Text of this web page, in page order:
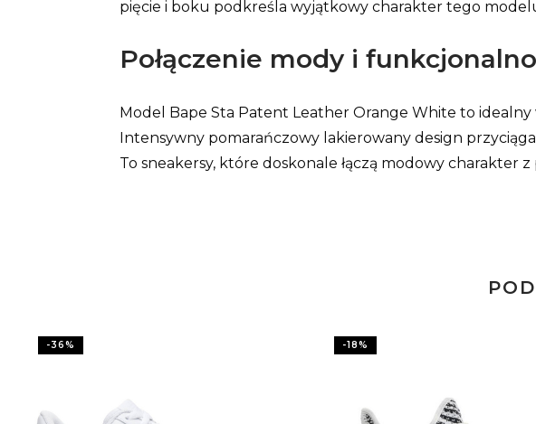
pięcie i boku podkreśla wyjątkowy charakter tego
Połączenie mody i
Model Bape Sta Patent Leather Orange White to
Intensywny pomarańczowy lakierowany design
To sneakersy, które doskonale łączą modowy charakter
-36% -18%